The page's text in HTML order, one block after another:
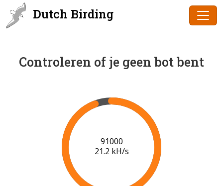
Dutch Birding
Controleren of je geen bot bent
91000
21.2 kH/s